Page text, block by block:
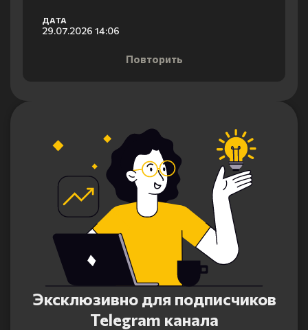
ДАТА
29.07.2026 14:06
Повторить
Эксклюзивно для подписчиков
Telegram канала